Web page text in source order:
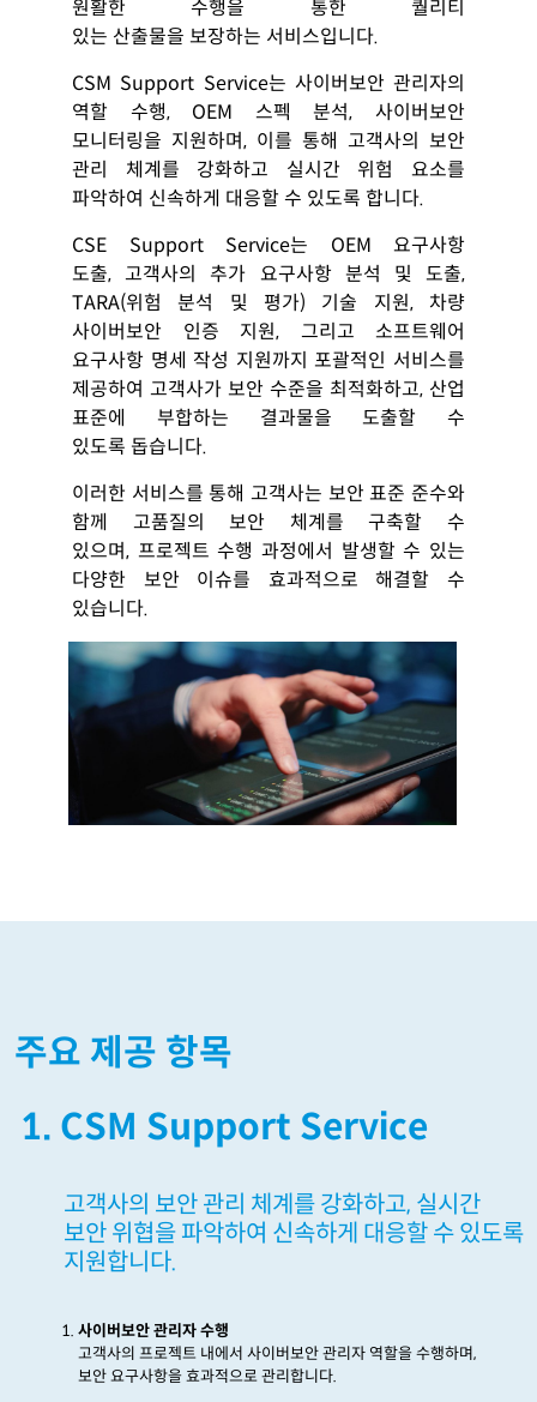
원활한 수행을 통한 퀄리티
있는 산출물을 보장하는 서비스입니다.
CSM Support Service는 사이버보안 관리자의
역할 수행, OEM 스펙 분석,사이버보안
모니터링을 지원하며, 이를 통해 고객사의 보안
관리 체계를 강화하고 실시간 위험 요소를
파악하여 신속하게 대응할 수 있도록 합니다.
CSE Support Service는 OEM 요구사항
도출,고객사의 추가 요구사항 분석 및 도출,
TARA(위험 분석 및 평가) 기술 지원, 차량
사이버보안 인증 지원, 그리고 소프트웨어
요구사항 명세 작성 지원까지 포괄적인 서비스를
제공하여 고객사가 보안 수준을 최적화하고, 산업
표준에 부합하는 결과물을 도출할 수
있도록 돕습니다.
이러한 서비스를 통해 고객사는 보안 표준 준수와
함께 고품질의 보안 체계를 구축할 수
있으며, 프로젝트 수행 과정에서 발생할 수 있는
다양한 보안 이슈를 효과적으로 해결할 수
있습니다.
주요 제공 항목
1. CSM Support Service
고객사의 보안 관리 체계를 강화하고, 실시간
보안 위협을 파악하여 신속하게 대응할 수 있도록
지원합니다.
사이버보안 관리자 수행
고객사의 프로젝트 내에서 사이버보안 관리자 역할을 수행하며,
보안 요구사항을 효과적으로 관리합니다.